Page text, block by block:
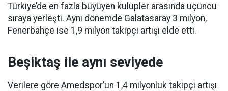
Türkiye’de en fazla büyüyen kulüpler arasında üçüncü
sıraya yerleşti. Aynı dönemde Galatasaray 3 milyon,
Fenerbahçe ise 1,9 milyon takipçi artışı elde etti.
Beşiktaş ile aynı seviyede
Verilere göre Amedspor’un 1,4 milyonluk takipçi artışı